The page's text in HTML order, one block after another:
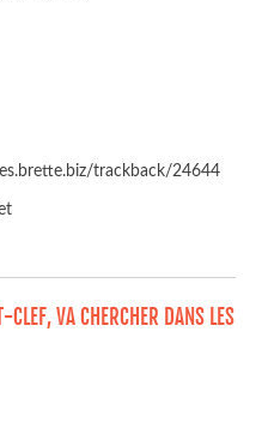
trackback/24644
VA CHERCHER DANS LES